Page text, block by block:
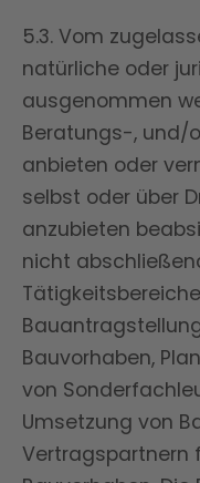
5.3. Vom
natürliche oder
ausgenommen
Beratungs-, und/
anbieten oder
selbst oder über
anzubieten
nicht
Bauvorhaben,
von
Umsetzung von
Vertragspartnern